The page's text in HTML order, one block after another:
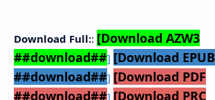
Download Full:: [Download AZW3
##download##] [Download EPUB
##download##] [Download PDF
##download##] [Download PRC